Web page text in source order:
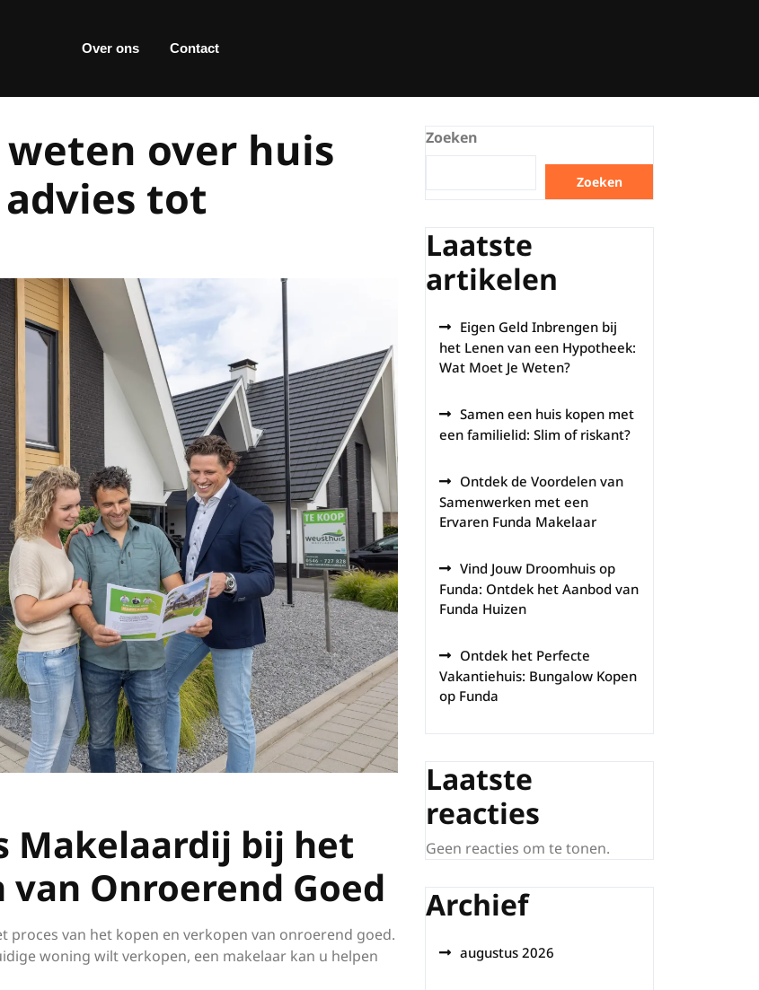
Over ons Contact
over huis
tot
Makelaardij bij het
Onroerend Goed
proces van het kopen en verkopen van onroerend goed.
woning wilt verkopen, een makelaar kan u helpen
Zoeken
Zoeken
Laatste
artikelen
Eigen Geld Inbrengen bij
het Lenen van een Hypotheek:
Wat Moet Je Weten?
Samen een huis kopen met
een familielid: Slim of riskant?
Ontdek de Voordelen van
Samenwerken met een
Ervaren Funda Makelaar
Vind Jouw Droomhuis op
Funda: Ontdek het Aanbod van
Funda Huizen
Ontdek het Perfecte
Vakantiehuis: Bungalow Kopen
op Funda
Laatste
reacties
Geen reacties om te tonen.
Archief
augustus 2026